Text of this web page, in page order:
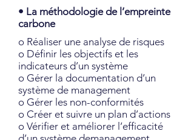
• La méthodologie de l’empreinte
carbone
o Réaliser une analyse de risques
o Définir les objectifs et les
indicateurs d’un système
o Gérer la documentation d’un
système de management
o Gérer les non-conformités
o Créer et suivre un plan d’actions
o Vérifier et améliorer l’efficacité